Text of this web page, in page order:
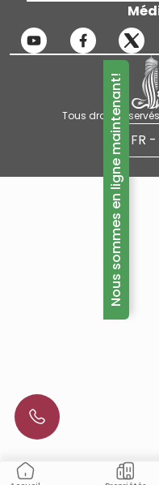
Tous droits
FR
Nous sommes en ligne maintenant!